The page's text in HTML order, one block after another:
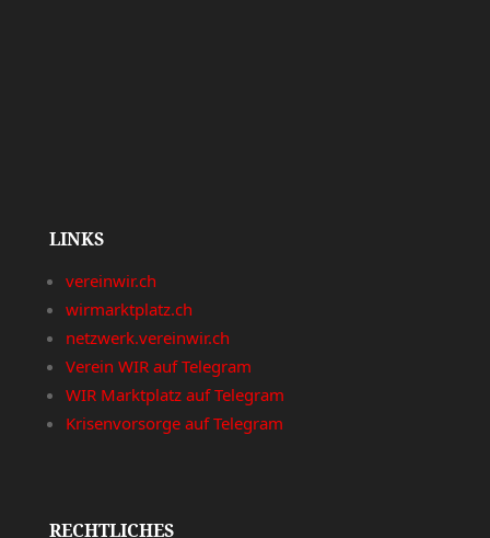
LINKS
vereinwir.ch
wirmarktplatz.ch
netzwerk.vereinwir.ch
Verein WIR auf Telegram
WIR Marktplatz auf Telegram
Krisenvorsorge auf Telegram
RECHTLICHES